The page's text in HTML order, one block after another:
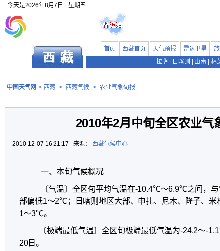
今天是2026年8月7日 星期五
首页 西藏首页 天气预报 雷达卫星
拉萨
日喀则 山南 林
中国天气网 > 西藏 > 西藏气候 > 农业气象旬报
2010年2月中旬全区农业气
2010-12-07 16:21:17 来源： 西藏气候中心
一、本旬气候概况
〔气温〕全区旬平均气温在-10.4℃～6.9℃之间，与
部偏低1～2℃；日喀则地区大部、申扎、尼木、隆子、米
1～3℃。
〔极端最低气温〕全区旬极端最低气温为-24.2～-
20日。